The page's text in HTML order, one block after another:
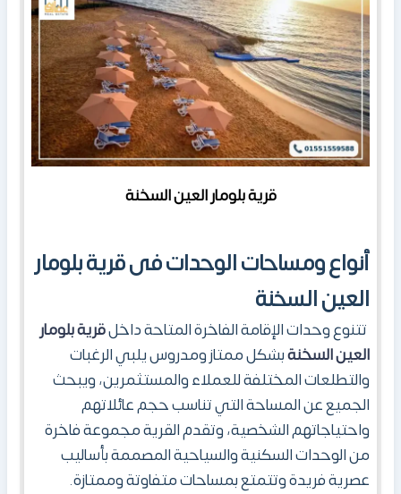
قرية بلومار العين السخنة
أنواع ومساحات الوحداتفىقرية بلومار
العين السخنة
تتنوع وحدات الإقامة الفاخرة المتاحة داخلقرية بلومار
العين السخنةبشكل ممتاز ومدروس يلبي الرغبات
والتطلعات المختلفة للعملاء والمستثمرين، ويبحث
الجميع عن المساحة التي تناسب حجم عائلاتهم
واحتياجاتهم الشخصية، وتقدم القرية مجموعة فاخرة
من الوحدات السكنية والسياحية المصممة بأساليب
عصرية فريدة وتتمتع بمساحات متفاوتة وممتازة.